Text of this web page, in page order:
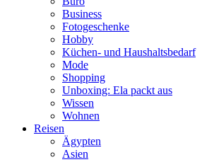
Business
Fotogeschenke
Hobby
Küchen- und Haushaltsbedarf
Mode
Shopping
Unboxing: Ela packt aus
Wissen
Wohnen
Reisen
Ägypten
Asien